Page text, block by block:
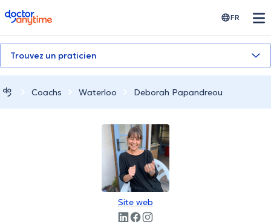
doctoranytime FR
Trouvez un praticien
Coachs Waterloo Deborah Papandreou
Site web